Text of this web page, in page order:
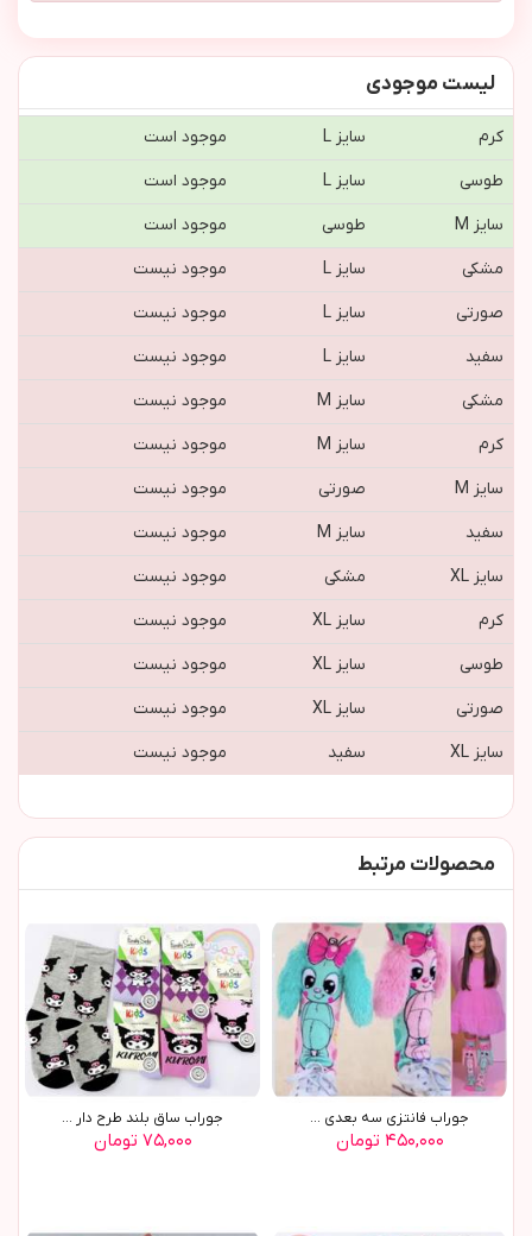
لیست موجودی
کرم سایز L
موجود است
طوسی
سایز L
موجود است
سایز M
طوسی
موجود است
مشکی
سایز L
موجود نیست
صورتی
سایز L
موجود نیست
سفید
سایز L
موجود نیست
مشکی
سایز M
موجود نیست
کرم
سایز M
موجود نیست
سایز M
صورتی
موجود نیست
سفید
سایز M
موجود نیست
سایز XL
مشکی
موجود نیست
کرم
سایز XL
موجود نیست
طوسی
سایز XL
موجود نیست
صورتی
سایز XL
موجود نیست
سایز XL
سفید موجود نیست
محصولات مرتبط
جوراب فانتزی سه بعدی ...
۴۵۰,۰۰۰ تومان
جوراب ساق بلند طرح دار ...
۷۵,۰۰۰ تومان